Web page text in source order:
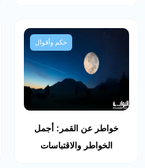
حكم وأقوال
خواطر عن القمر: أجمل
الخواطر والاقتباسات